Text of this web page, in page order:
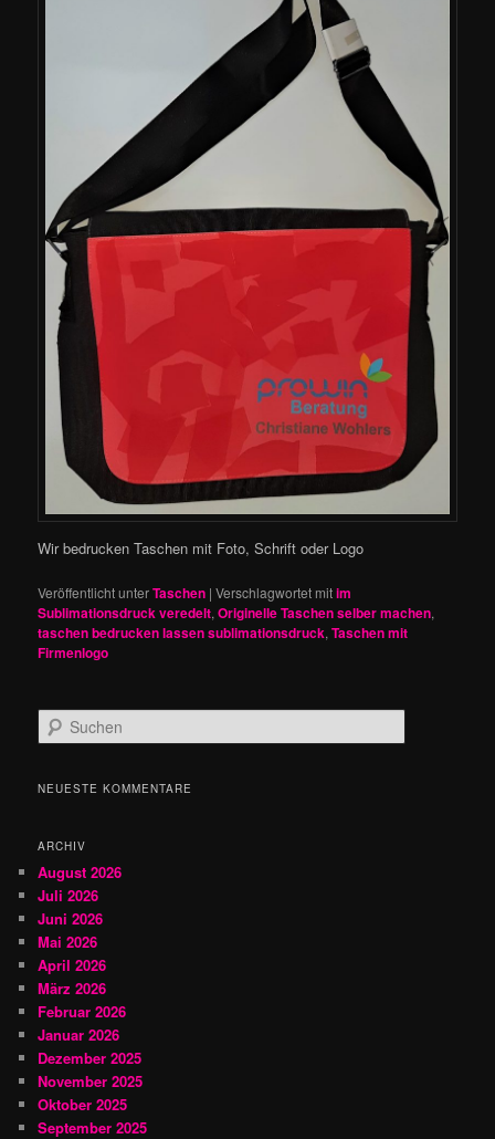
Wir bedrucken Taschen mit Foto, Schrift oder Logo
Veröffentlicht unterTaschen |Verschlagwortet mitim
Sublimationsdruck veredelt,Originelle Taschen selber machen,
taschen bedrucken lassen sublimationsdruck,Taschen mit
Firmenlogo
u
h
NEUESTE KOMMENTARE
ARCHIV
August 2026
Juli 2026
Juni 2026
Mai 2026
April 2026
März 2026
Februar 2026
Januar 2026
Dezember 2025
November 2025
Oktober 2025
September 2025